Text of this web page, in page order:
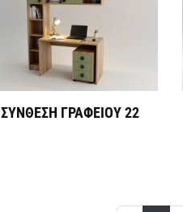
ΣΥΝΘΕΣΗ ΓΡΑΦΕΙΟΥ 22